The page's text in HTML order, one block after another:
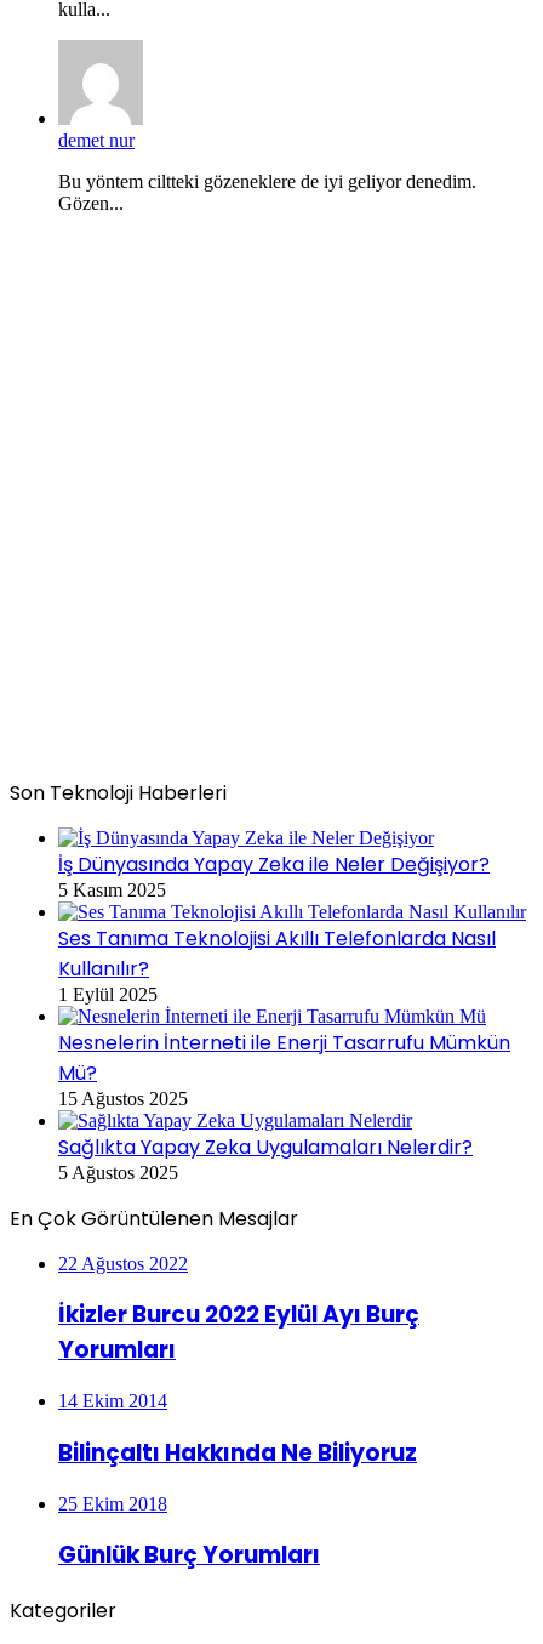
kulla...
demet nur
Bu yöntem ciltteki gözeneklere de iyi geliyor denedim.
Gözen...
Son Teknoloji Haberleri
İş Dünyasında Yapay Zeka ile Neler Değişiyor?
5 Kasım 2025
Ses Tanıma Teknolojisi Akıllı Telefonlarda Nasıl
Kullanılır?
1 Eylül 2025
Nesnelerin İnterneti ile Enerji Tasarrufu Mümkün
Mü?
15 Ağustos 2025
Sağlıkta Yapay Zeka Uygulamaları Nelerdir?
5 Ağustos 2025
En Çok Görüntülenen Mesajlar
22 Ağustos 2022
İkizler Burcu 2022 Eylül Ayı Burç
Yorumları
14 Ekim 2014
Bilinçaltı Hakkında Ne Biliyoruz
25 Ekim 2018
Günlük Burç Yorumları
Kategoriler